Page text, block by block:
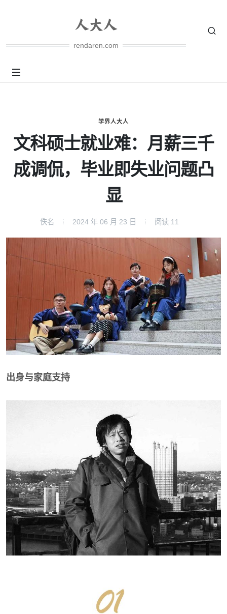
rendaren.com
学界人大人
文科硕士就业难：月薪三千
成调侃，毕业即失业问题凸
显
佚名 2024 年 06 月 23 日 阅读 11
出身与家庭支持